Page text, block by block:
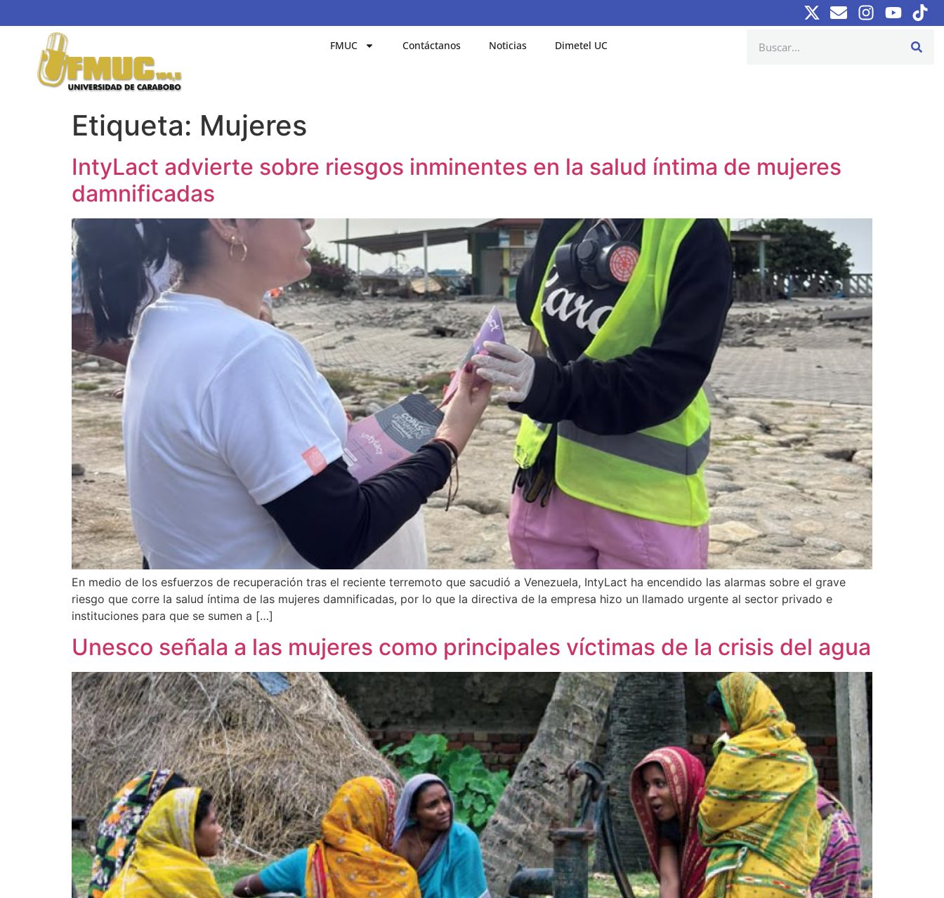
FMUC Contáctanos Noticias Dimetel UC
Etiqueta: Mujeres
IntyLact advierte sobre riesgos inminentes en la salud íntima de mujeres
damnificadas
En medio de los esfuerzos de recuperación tras el reciente terremoto que sacudió a Venezuela, IntyLact ha encendido las alarmas sobre el grave
riesgo que corre la salud íntima de las mujeres damnificadas, por lo que la directiva de la empresa hizo un llamado urgente al sector privado e
instituciones para que se sumen a […]
Unesco señala a las mujeres como principales víctimas de la crisis del agua